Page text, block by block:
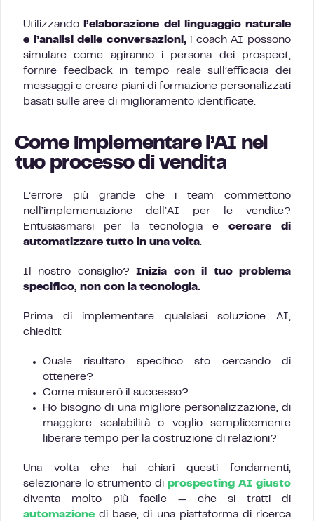
Utilizzando
l’elaborazione del linguaggio naturale
e l’analisi delle conversazioni, i coach AI possono
simulare come agiranno i persona dei prospect,
fornire feedback in tempo reale sull’efficacia dei
messaggi e creare piani di formazione personalizzati
basati sulle aree di miglioramento identificate.
Come implementare l’AI nel
tuo processo di vendita
L’errore più grande che i team commettono
nell’implementazione dell’AI per le vendite?
Entusiasmarsi per la tecnologia e cercare di
automatizzare tutto in una volta
Il nostro consiglio?Inizia con il tuo problema
specifico, non con la tecnologia.
Prima di implementare qualsiasi soluzione AI,
chiediti:
Quale risultato specifico sto cercando di
ottenere?
Come misurerò il successo?
Ho bisogno di una migliore personalizzazione, di
maggiore scalabilità o voglio semplicemente
liberare tempo per la costruzione di relazioni?
Una volta che hai chiari questi fondamenti,
selezionare lo strumento di prospecting AI giusto
diventa molto più facile — che si tratti di
automazione di base, di una piattaforma di ricerca